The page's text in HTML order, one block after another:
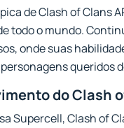
de Clash of Clans
todo o mundo.
onde suas
queridos
do Clash
Supercell, Clash of